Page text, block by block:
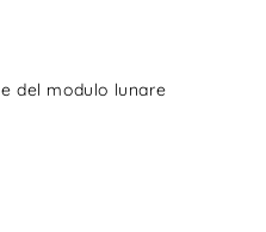
del modulo lunare